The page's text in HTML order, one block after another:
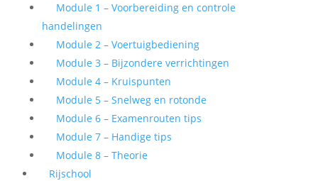
Module 1 – Voorbereiding en controle
handelingen
Module 2 – Voertuigbediening
Module 3 – Bijzondere verrichtingen
Module 4 – Kruispunten
Module 5 – Snelweg en rotonde
Module 6 – Examenrouten tips
Module 7 – Handige tips
Module 8 – Theorie
Rijschool